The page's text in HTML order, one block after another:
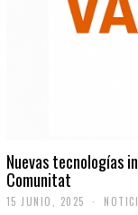
Nuevas tecnologías
Comunitat
15 JUNIO, 2025